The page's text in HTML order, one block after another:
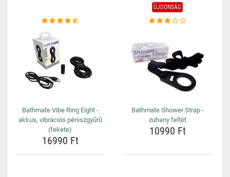
Bathmate Vibe Ring Eight -
akkus, vibrációs péniszgyűrű
(fekete)
16990 Ft
ÚJDONSÁG
Bathmate Shower Strap -
zuhany feltét
10990 Ft